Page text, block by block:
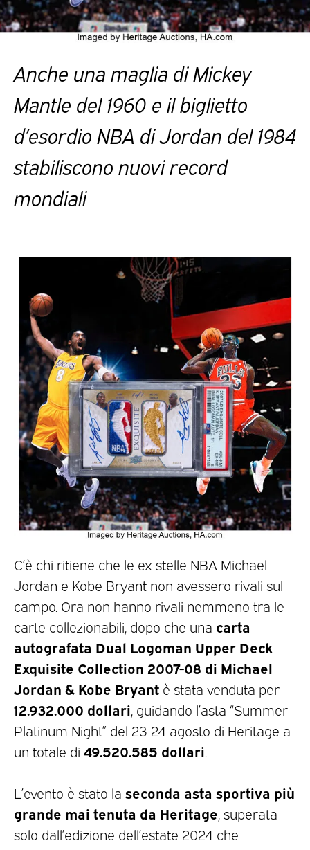
Anche una maglia di Mickey
Mantle del 1960 e il biglietto
d’esordio NBA di Jordan del 1984
stabiliscono nuovi record
mondiali
C’è chi ritiene che le ex stelle NBA Michael
Jordan e Kobe Bryant non avessero rivali sul
campo. Ora non hanno rivali nemmeno tra le
carte collezionabili, dopo che una carta
autografata Dual Logoman Upper Deck
Exquisite Collection 2007-08 di Michael
Jordan & Kobe Bryant è stata venduta per
12.932.000 dollari , guidando l’asta “Summer
Platinum Night” del 23-24 agosto di Heritage a
un totale di 49.520.585 dollari
L’evento è stato la seconda asta sportiva più
grande mai tenuta da Heritage , superata
solo dall’edizione dell’estate 2024 che